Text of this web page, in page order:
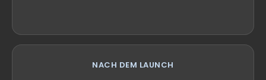
NACH DEM LAUNCH